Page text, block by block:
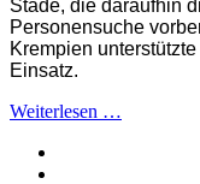
Stade, die daraufhin
Personensuche
Krempien
Einsatz.
Weiterlesen …